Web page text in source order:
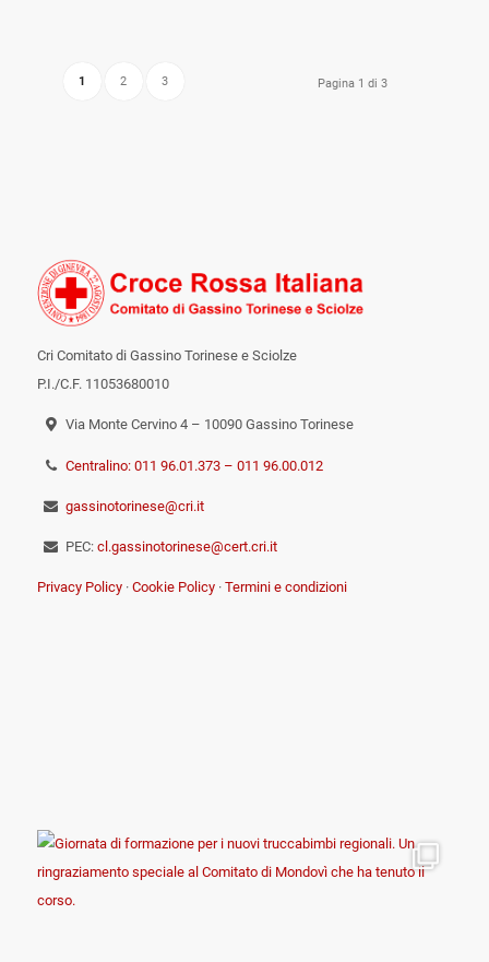
Pagina 1 di 3
1 2 3
Cri Comitato di Gassino Torinese e Sciolze
P.I./C.F. 11053680010
Via Monte Cervino 4 – 10090 Gassino Torinese
Centralino: 011 96.01.373 – 011 96.00.012
gassinotorinese@cri.it
PEC: cl.gassinotorinese@cert.cri.it
Privacy Policy· Cookie Policy· Termini e condizioni